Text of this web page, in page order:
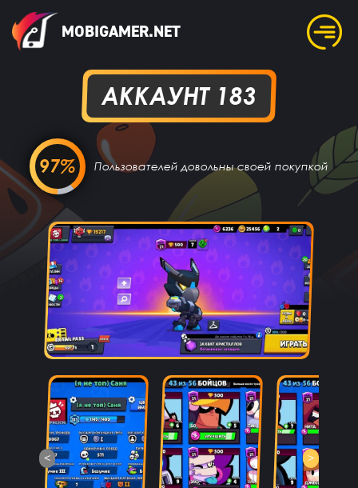
MOBIGAMER.NET
АККАУНТ 183
97% Пользователей довольны своей покупкой
< >